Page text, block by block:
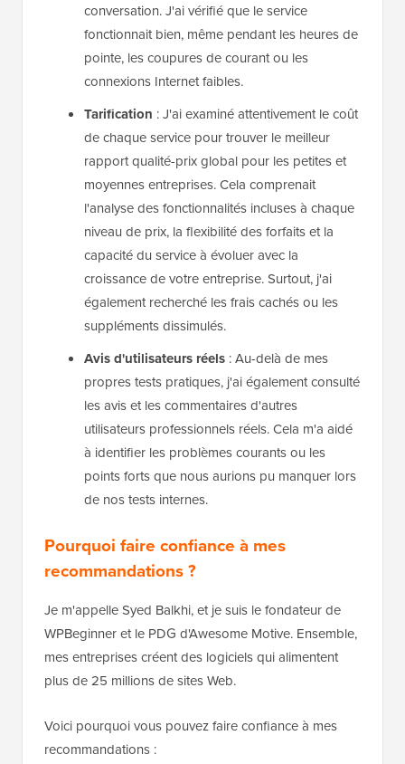
conversation. J'ai vérifié que le service
fonctionnait bien, même pendant les heures de
pointe, les coupures de courant ou les
connexions Internet faibles.
Tarification : J'ai examiné attentivement le coût
de chaque service pour trouver le meilleur
rapport qualité-prix global pour les petites et
moyennes entreprises. Cela comprenait
l'analyse des fonctionnalités incluses à chaque
niveau de prix, la flexibilité des forfaits et la
capacité du service à évoluer avec la
croissance de votre entreprise. Surtout, j'ai
également recherché les frais cachés ou les
suppléments dissimulés.
Avis d'utilisateurs réels : Au-delà de mes
propres tests pratiques, j'ai également consulté
les avis et les commentaires d'autres
utilisateurs professionnels réels. Cela m'a aidé
à identifier les problèmes courants ou les
points forts que nous aurions pu manquer lors
de nos tests internes.
Pourquoi faire confiance à mes
recommandations ?
Je m'appelle Syed Balkhi, et je suis le fondateur de
WPBeginner et le PDG d'Awesome Motive. Ensemble,
mes entreprises créent des logiciels qui alimentent
plus de 25 millions de sites Web.
Voici pourquoi vous pouvez faire confiance à mes
recommandations :